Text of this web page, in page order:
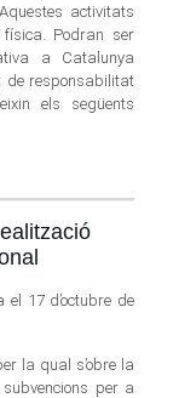
activitats
Podran ser
a Catalunya
de responsabilitat
els següents
17 d’octubre de
la qual s’obre la
per a